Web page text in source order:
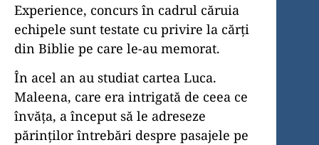
Experience, concurs în cadrul căruia
echipele sunt testate cu privire la cărți
din Biblie pe care le-au memorat.
În acel an au studiat cartea Luca.
Maleena, care era intrigată de ceea ce
învăța, a început să le adreseze
părinților întrebări despre pasajele pe